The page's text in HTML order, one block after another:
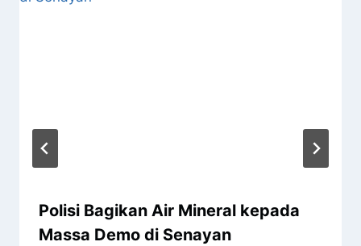
Polisi Bagikan Air Mineral kepada
Massa Demo di Senayan